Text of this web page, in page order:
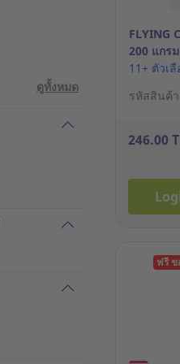
ดูทั้งหมด
FLYING
200 แกร
11+ ตัวเ
รหัสสินค้
246.00
ฟรี